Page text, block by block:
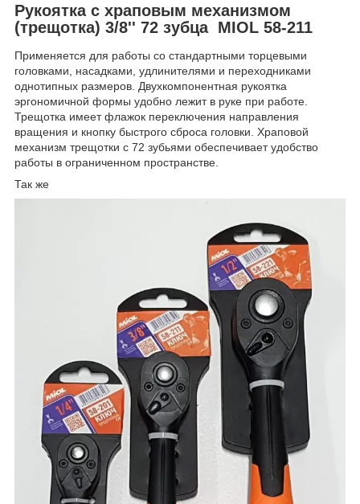
Рукоятка с храповым механизмом
(трещотка) 3/8'' 72 зубца MIOL 58-211
Применяется для работы со стандартными торцевыми
головками, насадками, удлинителями и переходниками
однотипных размеров. Двухкомпонентная рукоятка
эргономичной формы удобно лежит в руке при работе.
Трещотка имеет флажок переключения направления
вращения и кнопку быстрого сброса головки. Храповой
механизм трещотки с 72 зубьями обеспечивает удобство
работы в ограниченном пространстве.
Так же